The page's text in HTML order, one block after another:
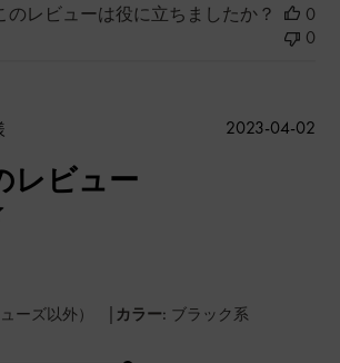
のレビューは役に立ちましたか？
0
0
レビュー
ーズ以外） | カラー: ブラック系
公
2023-04-02